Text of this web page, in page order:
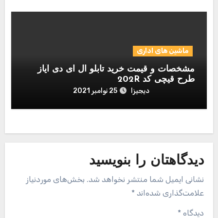
ماشین های اداری
مشخصات و قیمت خرید تابلو ال ای دی آیاز
طرح قیچی کد 202R
دیجیزا 25 نوامبر 2021
دیدگاهتان را بنویسید
نشانی ایمیل شما منتشر نخواهد شد. بخش‌های موردنیاز
علامت‌گذاری شده‌اند *
دیدگاه *